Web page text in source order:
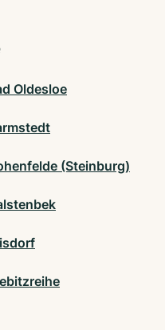
Oldesloe
(Steinburg)